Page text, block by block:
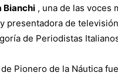
Bianchi , una de las voces
presentadora de
de Periodistas
Pionero de la Náutica